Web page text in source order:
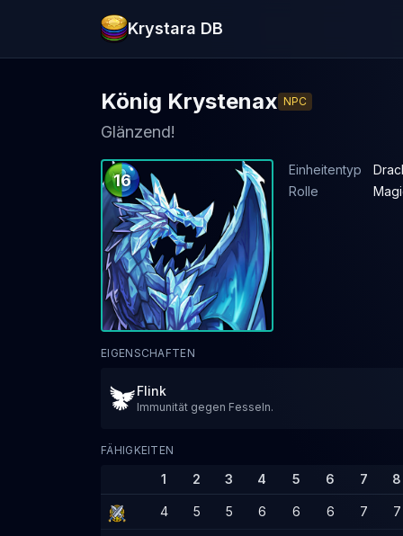
Krystara DB
König Krystenax NPC
Glänzend!
16
Einheitentyp
Rolle
EIGENSCHAFTEN
Flink
Immunität gegen Fesseln.
FÄHIGKEITEN
1 2 3 4 5 6 7 8
4 5 5 6 6 6 7 7